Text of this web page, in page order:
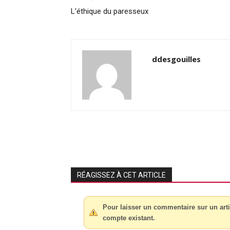
L’éthique du paresseux
ddesgouilles
RÉAGISSEZ À CET ARTICLE
Pour laisser un commentaire sur un
compte existant.